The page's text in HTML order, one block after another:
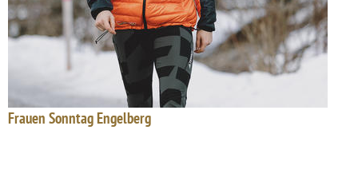
Frauen Sonntag Engelberg